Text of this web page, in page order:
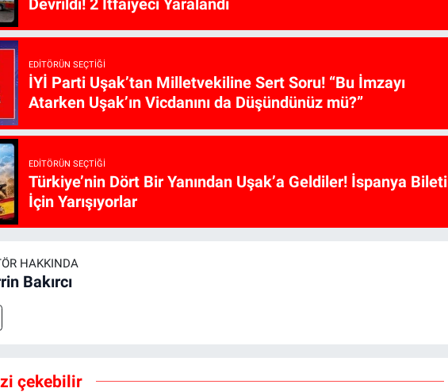
EDITÖRÜN SEÇTIĞI
İYİ Parti Uşak’tan Milletvekiline Sert Soru! “Bu İmzayı
Atarken Uşak’ın Vicdanını da Düşündünüz mü?”
EDITÖRÜN SEÇTIĞI
Türkiye’nin Dört Bir Yanından Uşak’a Geldiler! İspanya Bileti
İçin Yarışıyorlar
HAKKINDA
Bakırcı
çekebilir